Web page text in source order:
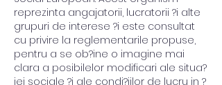
reprezinta angajatorii, lucratorii ?i alte
grupuri de interese ?i este consultat
cu privire la reglementarile propuse,
pentru a se ob?ine o imagine mai
clara a posibilelor modificari ale situa?
iei sociale ?i ale condi?iilor de lucru in ?